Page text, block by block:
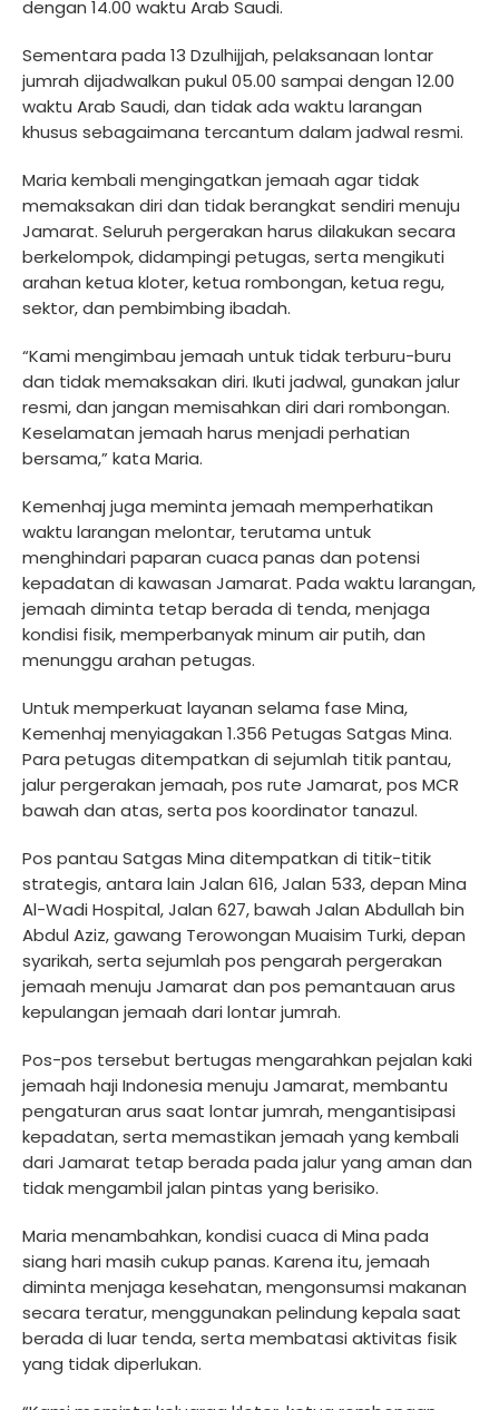
dengan 14.00 waktu Arab Saudi.
Sementara pada 13 Dzulhijjah, pelaksanaan lontar
jumrah dijadwalkan pukul 05.00 sampai dengan 12.00
waktu Arab Saudi, dan tidak ada waktu larangan
khusus sebagaimana tercantum dalam jadwal resmi.
Maria kembali mengingatkan jemaah agar tidak
memaksakan diri dan tidak berangkat sendiri menuju
Jamarat. Seluruh pergerakan harus dilakukan secara
berkelompok, didampingi petugas, serta mengikuti
arahan ketua kloter, ketua rombongan, ketua regu,
sektor, dan pembimbing ibadah.
“Kami mengimbau jemaah untuk tidak terburu-buru
dan tidak memaksakan diri. Ikuti jadwal, gunakan jalur
resmi, dan jangan memisahkan diri dari rombongan.
Keselamatan jemaah harus menjadi perhatian
bersama,” kata Maria.
Kemenhaj juga meminta jemaah memperhatikan
waktu larangan melontar, terutama untuk
menghindari paparan cuaca panas dan potensi
kepadatan di kawasan Jamarat. Pada waktu larangan,
jemaah diminta tetap berada di tenda, menjaga
kondisi fisik, memperbanyak minum air putih, dan
menunggu arahan petugas.
Untuk memperkuat layanan selama fase Mina,
Kemenhaj menyiagakan 1.356 Petugas Satgas Mina.
Para petugas ditempatkan di sejumlah titik pantau,
jalur pergerakan jemaah, pos rute Jamarat, pos MCR
bawah dan atas, serta pos koordinator tanazul.
Pos pantau Satgas Mina ditempatkan di titik-titik
strategis, antara lain Jalan 616, Jalan 533, depan Mina
Al-Wadi Hospital, Jalan 627, bawah Jalan Abdullah bin
Abdul Aziz, gawang Terowongan Muaisim Turki, depan
syarikah, serta sejumlah pos pengarah pergerakan
jemaah menuju Jamarat dan pos pemantauan arus
kepulangan jemaah dari lontar jumrah.
Pos-pos tersebut bertugas mengarahkan pejalan kaki
jemaah haji Indonesia menuju Jamarat, membantu
pengaturan arus saat lontar jumrah, mengantisipasi
kepadatan, serta memastikan jemaah yang kembali
dari Jamarat tetap berada pada jalur yang aman dan
tidak mengambil jalan pintas yang berisiko.
Maria menambahkan, kondisi cuaca di Mina pada
siang hari masih cukup panas. Karena itu, jemaah
diminta menjaga kesehatan, mengonsumsi makanan
secara teratur, menggunakan pelindung kepala saat
berada di luar tenda, serta membatasi aktivitas fisik
yang tidak diperlukan.